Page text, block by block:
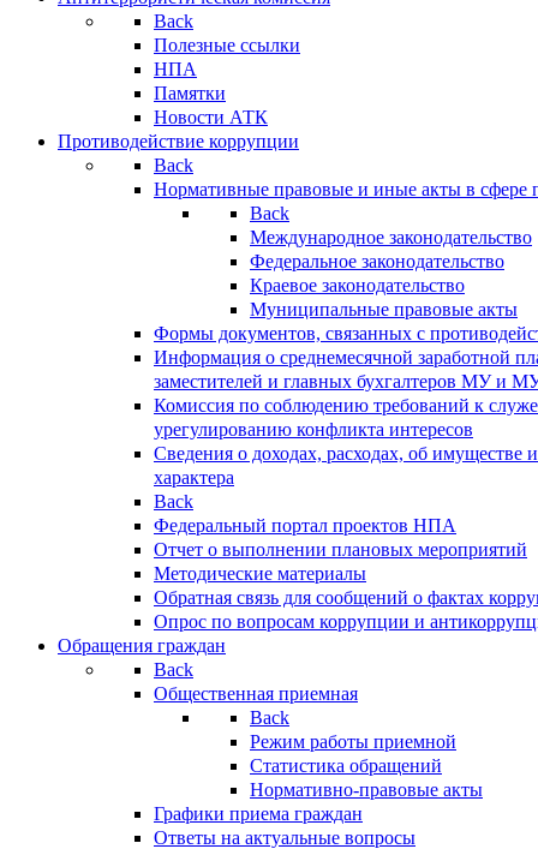
Back
Полезные ссылки
НПА
Памятки
Новости АТК
Противодействие коррупции
Back
Нормативные правовые и иные акты в сфере
Back
Международное законодательство
Федеральное законодательство
Краевое законодательство
Муниципальные правовые акты
Формы документов, связанных с
Информация о среднемесячной заработной
заместителей и главных бухгалтеров МУ и
Комиссия по соблюдению требований к
урегулированию конфликта интересов
Сведения о доходах, расходах, об имуществе
характера
Back
Федеральный портал проектов НПА
Отчет о выполнении плановых мероприятий
Методические материалы
Обратная связь для сообщений о фактах
Опрос по вопросам коррупции и
Обращения граждан
Back
Общественная приемная
Back
Режим работы приемной
Статистика обращений
Нормативно-правовые акты
Графики приема граждан
Ответы на актуальные вопросы